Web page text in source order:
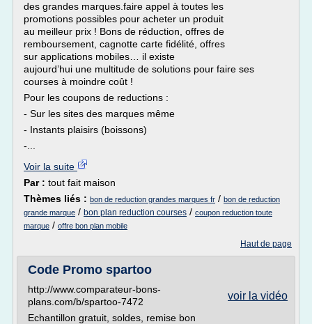
des grandes marques.faire appel à toutes les
promotions possibles pour acheter un produit
au meilleur prix ! Bons de réduction, offres de
remboursement, cagnotte carte fidélité, offres
sur applications mobiles… il existe
aujourd’hui une multitude de solutions pour faire ses
courses à moindre coût !
Pour les coupons de reductions :
- Sur les sites des marques même
- Instants plaisirs (boissons)
-...
Voir la suite
Par : tout fait maison
Thèmes liés : bon de reduction grandes marques fr / bon de reduction
grande marque / bon plan reduction courses / coupon reduction toute
marque / offre bon plan mobile
Haut de page
Code Promo spartoo
voir la vidéo
http://www.comparateur-bons-
plans.com/b/spartoo-7472
Echantillon gratuit, soldes, remise bon